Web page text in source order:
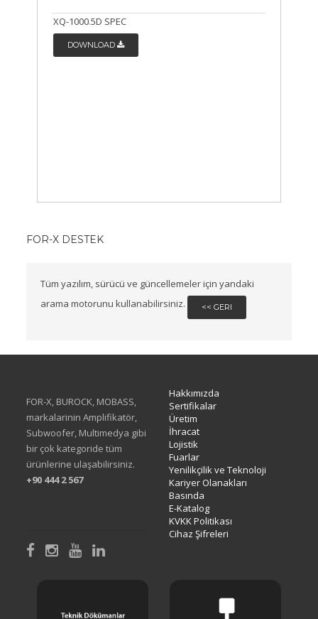
XQ-1000.5D SPEC
DOWNLOAD
FOR-X DESTEK
Tüm yazılım, sürücü ve güncellemeler için yandaki
arama motorunu kullanabilirsiniz.
<< GERI
FOR-X, BUROCK, MOBASS,
markalarinin Amplifikatör,
Subwoofer, Multimedya gibi
bir çok kategoride tüm
ürünlerine ulaşabilirsiniz.
+90 444 2 567
Hakkımızda
Sertifikalar
Üretim
İhracat
Lojistik
Fuarlar
Yenilikçilik ve Teknoloji
Kariyer Olanakları
Basında
E-Katalog
KVKK Politikası
Cihaz Şifreleri